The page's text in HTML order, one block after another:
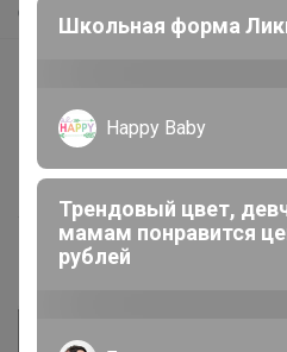
Самое быстрое
Picabox.ru - Лучшее место
Розыгрыш - Генератор
Пульс нашего маркетплейса
Укорачиватель ссылок
Школьная форма
Happy Baby
Трендовый цвет,
мамам понравится
рублей